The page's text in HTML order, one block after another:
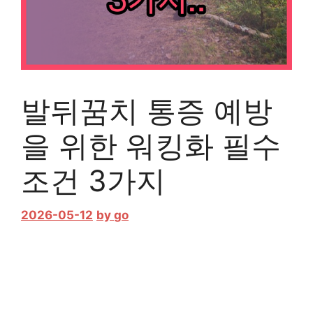
발뒤꿈치 통증 예방
을 위한 워킹화 필수
조건 3가지
2026-05-12 by go